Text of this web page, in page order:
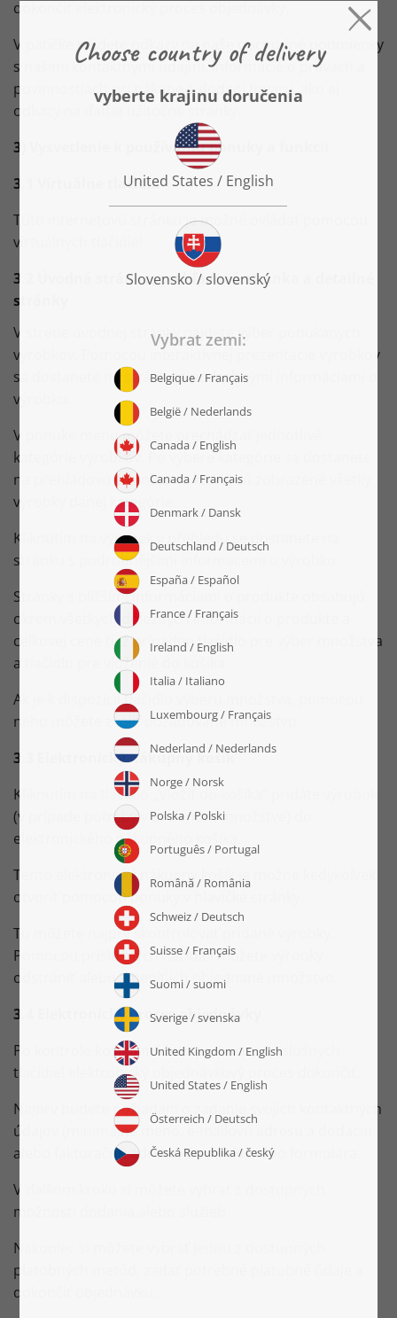
dokončiť elektronický proces objednávky.
V pätičke nájdete odkazy na naše obchodné podmienky
s našimi kontaktnými údajmi, informácie o právach a
povinnostiach pri nákupe a dodaní tovaru, ako aj
odkazy na ďalšie užitočné stránky.
3) Vysvetlenie k používaniu ponuky a funkcií
3.1 Virtuálne tlačidlá
Túto internetovú stránku je možné ovládať pomocou
virtuálnych tlačidiel.
3.2 Úvodná stránka, prehľadová stránka a detailné
stránky
V strede úvodnej stránky nájdete výber ponúkaných
výrobkov. Pomocou interaktívnej prezentácie výrobkov
sa dostanete na stránku s podrobnými informáciami o
výrobku.
V ponuke menu môžete prechádzať jednotlivé
kategórie výrobkov. Po výbere kategórie sa dostanete
na prehľadovú stránku, na ktorej sú zobrazené všetky
výrobky danej kategórie.
Kliknutím na výrobek v přehledu se dostanete na
stránku s podrobnějšími informacemi o výrobku.
Stránky s bližšími informáciami o produkte obsahujú
okrem všetkých dôležitých informácií o produkte a
celkovej cene tiež prípadne tlačidlo pre výber množstva
a tlačidlo pre vloženie do košíka.
Ak je k dispozícii tlačidlo výberu množstva, pomocou
neho môžete zvoliť požadované množstvo.
3.3 Elektronický nákupný košík
Kliknutím na tlačidlo „Vložiť do košíka“ pridáte výrobok
(v prípade potreby v zvolenom množstve) do
elektronického nákupného košíka.
Tento elektronický nákupný košík je možné kedykoľvek
otvoriť pomocou ponuky v hlavičke stránky.
Tu môžete najprv skontrolovať pridané výrobky.
Pomocou príslušných tlačidiel môžete výrobky
odstrániť alebo zmeniť ich objednané množstvo.
3.4 Elektronický proces objednávky
Po kontrole košíku môžete pomocou príslušných
tlačidiel elektronický objednávkový proces dokončiť.
Najprv budete požiadaní o zadanie svojich kontaktných
údajov (minimálne meno, e-mailovú adresu a dodaciu
alebo fakturačnú adresu) do príslušného formulára.
V ďalšom kroku si môžete vybrať z dostupných
možností dodania alebo služieb.
Nakoniec si môžete vybrať jednu z dostupných
platobných metód, zadať potrebné platobné údaje a
dokončiť objednávku.